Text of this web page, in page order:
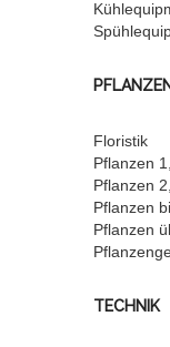
PFLANZEN
Floristik
Pflanzen
Pflanzen
Pflanzen
Pflanzen
TECHNIK